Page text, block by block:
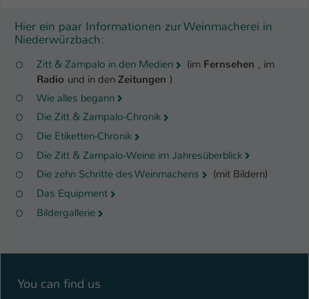
Hier ein paar Informationen zur Weinmacherei in
Niederwürzbach:
Zitt & Zampalo in den Medien (im Fernsehen , im
Radio und in den Zeitungen )
Wie alles begann
Die Zitt & Zampalo-Chronik
Die Etiketten-Chronik
Die Zitt & Zampalo-Weine im Jahresüberblick
Die zehn Schritte des Weinmachens
(mit Bildern)
Das Equipment
Bildergallerie
You can find us